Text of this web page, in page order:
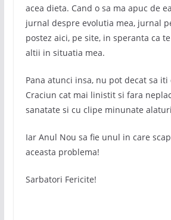
acea dieta. Cand o sa ma apuc de
jurnal despre evolutia mea, jurnal
postez aici, pe site, in speranta ca
altii in situatia mea.
Pana atunci insa, nu pot decat sa iti
Craciun cat mai linistit si fara
sanatate si cu clipe minunate
Iar Anul Nou sa fie unul in care
aceasta problema!
Sarbatori Fericite!